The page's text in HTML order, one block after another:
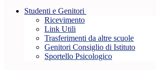
Studenti e Genitori
Ricevimento
Link Utili
Trasferimenti da altre scuole
Genitori Consiglio di Istituto
Sportello Psicologico